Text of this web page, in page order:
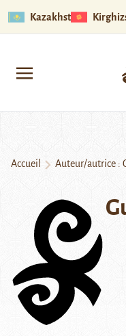
Kazakhstan
Accueil Auteur/autrice :